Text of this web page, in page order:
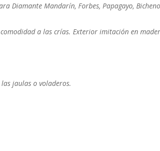
Diamante Mandarín, Forbes, Papagayo,
a las crías. Exterior imitación en
jaulas o voladeros.